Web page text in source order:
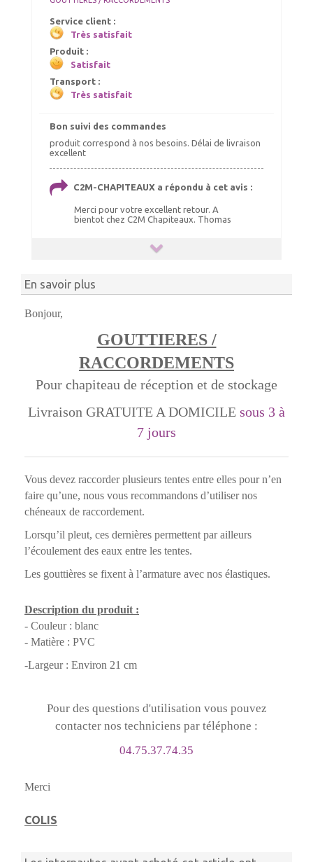
Service client :
Très satisfait
Produit :
Satisfait
Transport :
Très satisfait
Bon suivi des commandes
produit correspond à nos besoins. Délai de livraison
excellent
C2M-CHAPITEAUX a répondu à cet avis :
Merci pour votre excellent retour. A
bientot chez C2M Chapiteaux. Thomas
En savoir plus
Bonjour,
GOUTTIERES /
RACCORDEMENTS
Pour chapiteau de réception et de stockage
Livraison GRATUITE A DOMICILE sous 3 à
7 jours
Vous devez raccorder plusieurs tentes entre elles pour n’en
faire qu’une, nous vous recommandons d’utiliser nos
chéneaux de raccordement.
Lorsqu’il pleut, ces dernières permettent par ailleurs
l’écoulement des eaux entre les tentes.
Les gouttières se fixent à l’armature avec nos élastiques.
Description du produit :
- Couleur : blanc
- Matière : PVC
-Largeur : Environ 21 cm
Pour des questions d'utilisation vous pouvez
contacter nos techniciens par téléphone :
04.75.37.74.35
Merci
COLIS